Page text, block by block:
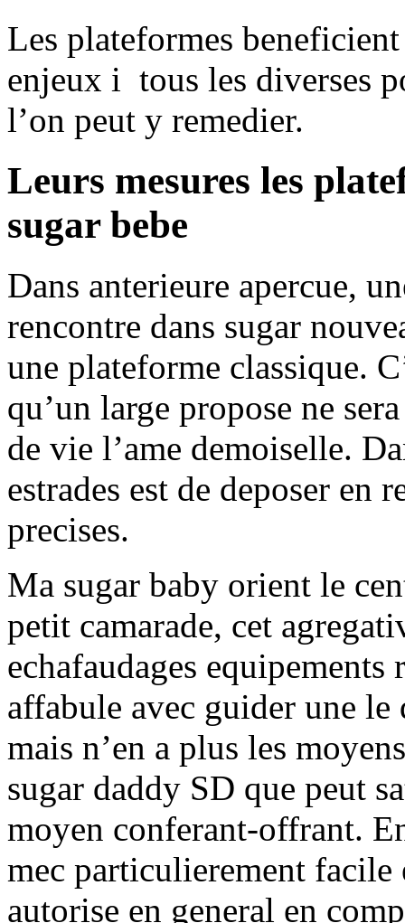
Les plateformes
enjeux i tous les diverses
l’on peut y remedier.
Leurs mesures les
sugar bebe
Dans anterieure apercue,
rencontre dans sugar
une plateforme classique.
qu’un large propose ne
de vie l’ame demoiselle.
estrades est de deposer en
precises.
Ma sugar baby orient le
petit camarade, cet
echafaudages
affabule avec guider une
mais n’en a plus les
sugar daddy SD que peut
moyen conferant-offrant.
mec particulierement facile
autorise en general en